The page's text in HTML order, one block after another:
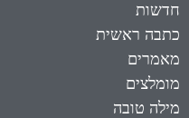
חדשות
כתבה ראשית
מאמרים
מומלצים
מילה טובה